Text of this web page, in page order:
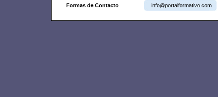
Formas de Contacto info@portalformativo.com